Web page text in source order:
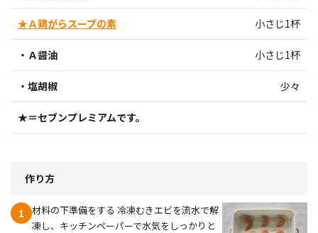
★Ａ鶏がらスープの素 小さじ1杯
・Ａ醤油 小さじ1杯
・塩胡椒 少々
★＝セブンプレミアムです。
作り方
1
材料の下準備をする 冷凍むきエビを流水で解
凍し、キッチンペーパーで水気をしっかりと